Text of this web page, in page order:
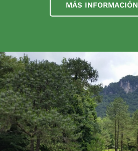
MÁS INFORMACIÓN